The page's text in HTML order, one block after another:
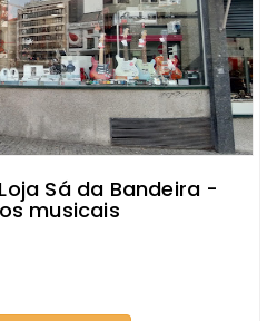
Sá da Bandeira -
musicais